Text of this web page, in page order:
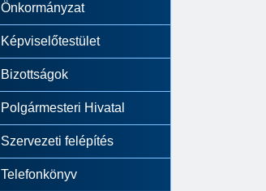
Önkormányzat
Képviselőtestület
Bizottságok
Polgármesteri Hivatal
Szervezeti felépítés
Telefonkönyv